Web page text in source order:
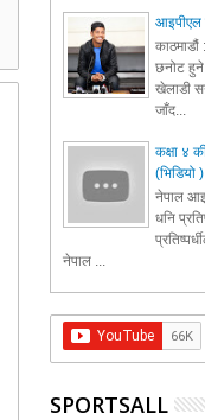
आइपीएल
काठमाडौं
छनोट हुने
खेलाडी
जाँद...
कक्षा ४
(भिडियो )
नेपाल
धनि
नेपाल ...
SPORTSALL